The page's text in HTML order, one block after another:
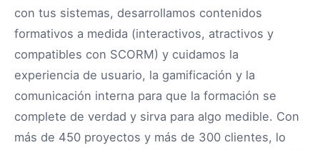
con tus sistemas, desarrollamos contenidos
formativos a medida (interactivos, atractivos y
compatibles con SCORM) y cuidamos la
experiencia de usuario, la gamificación y la
comunicación interna para que la formación se
complete de verdad y sirva para algo medible. Con
más de 450 proyectos y más de 300 clientes, lo